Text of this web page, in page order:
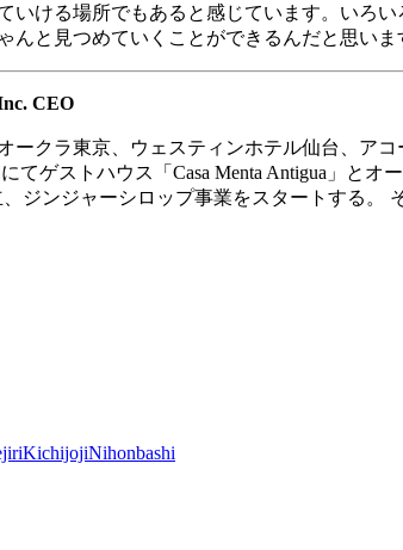
いける場所でもあると感じています。いろ
と見つめていくことができるんだと思いま
CEO
クラ東京、ウェスティンホテル仙台、アコ
てゲストハウス「 Casa Menta Antigua 」とオ
、ジンジャーシロップ事業をスタートする。
KichijojiNihonbashi